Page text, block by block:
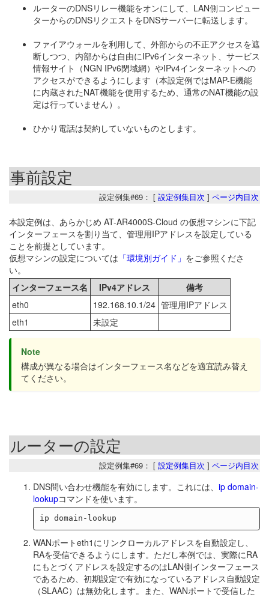
ルーターのDNSリレー機能をオンにして、LAN側コンピュー
ターからのDNSリクエストをDNSサーバーに転送します。
ファイアウォールを利用して、外部からの不正アクセスを遮
断しつつ、内部からは自由にIPv6インターネット、サービス
情報サイト（NGN IPv6閉域網）やIPv4インターネットへの
アクセスができるようにします（本設定例ではMAP-E機能
に内蔵されたNAT機能を使用するため、通常のNAT機能の設
定は行っていません）。
ひかり電話は契約していないものとします。
事前設定
設定例集#69： [ 設定例集目次 ] ページ内目次
本設定例は、あらかじめ AT-AR4000S-Cloud の仮想マシンに下記
インターフェースを割り当て、管理用IPアドレスを設定している
ことを前提としています。
仮想マシンの設定については 「環境別ガイド」 をご参照くださ
い。
インターフェース名
IPv4アドレス
備考
eth0
192.168.10.1/24 管理用IPアドレス
eth1
未設定
Note
構成が異なる場合はインターフェース名などを適宜読み替え
てください。
ルーターの設定
設定例集#69： [ 設定例集目次 ] ページ内目次
DNS問い合わせ機能を有効にします。これには、 ip domain-
lookupコマンドを使います。
WANポートeth1にリンクローカルアドレスを自動設定し、
RAを受信できるようにします。ただし本例では、実際にRA
にもとづくアドレスを設定するのはLAN側インターフェース
であるため、初期設定で有効になっているアドレス自動設定
（SLAAC）は無効化します。また、WANポートで受信した